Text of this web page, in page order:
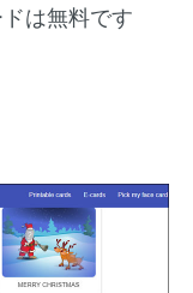
は無料です